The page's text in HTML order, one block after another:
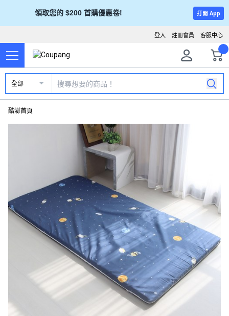
領取您的 $200 首購優惠卷! 打開 App
客服中心
註冊會員
登入
全部
酷澎首頁